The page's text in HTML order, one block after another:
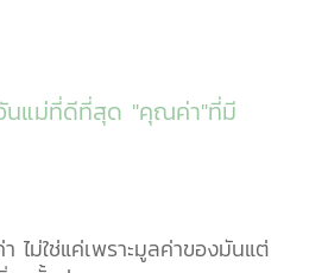
นแม่ที่ดีที่สุด "คุณค่า"ที่มี
ไม่ใช่แค่เพราะมูลค่าของมันแต่